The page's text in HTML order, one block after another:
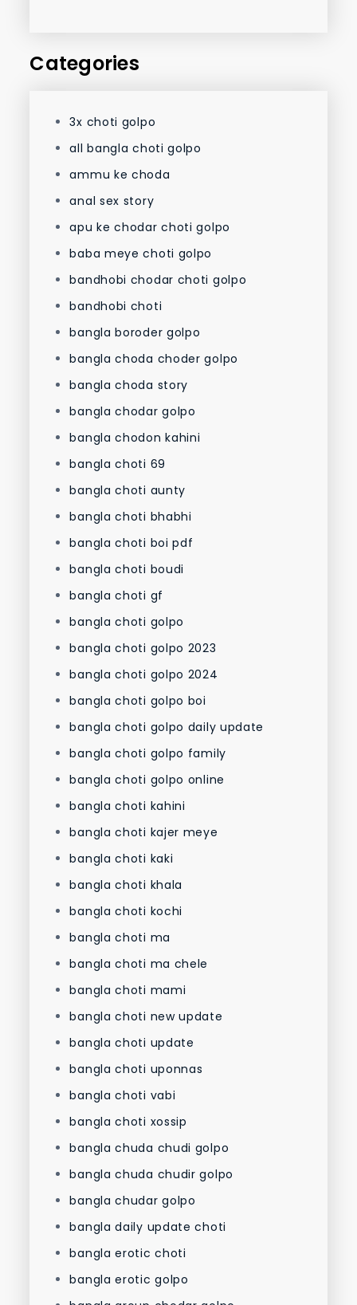
Categories
3x choti golpo
all bangla choti golpo
ammu ke choda
anal sex story
apu ke chodar choti golpo
baba meye choti golpo
bandhobi chodar choti golpo
bandhobi choti
bangla boroder golpo
bangla choda choder golpo
bangla choda story
bangla chodar golpo
bangla chodon kahini
bangla choti 69
bangla choti aunty
bangla choti bhabhi
bangla choti boi pdf
bangla choti boudi
bangla choti gf
bangla choti golpo
bangla choti golpo 2023
bangla choti golpo 2024
bangla choti golpo boi
bangla choti golpo daily update
bangla choti golpo family
bangla choti golpo online
bangla choti kahini
bangla choti kajer meye
bangla choti kaki
bangla choti khala
bangla choti kochi
bangla choti ma
bangla choti ma chele
bangla choti mami
bangla choti new update
bangla choti update
bangla choti uponnas
bangla choti vabi
bangla choti xossip
bangla chuda chudi golpo
bangla chuda chudir golpo
bangla chudar golpo
bangla daily update choti
bangla erotic choti
bangla erotic golpo